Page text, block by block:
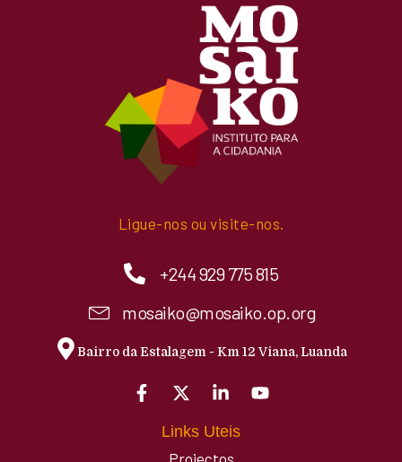
Ligue-nos ou visite-nos.
+244 929 775 815
mosaiko@mosaiko.op.org
Bairro da Estalagem - Km 12 Viana, Luanda
Links Uteis